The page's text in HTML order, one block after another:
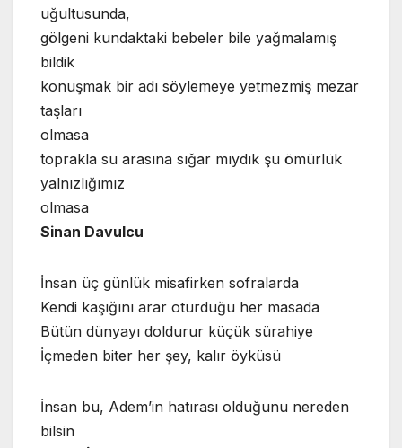
uğultusunda,
gölgeni kundaktaki bebeler bile yağmalamış
bildik
konuşmak bir adı söylemeye yetmezmiş mezar
taşları
olmasa
toprakla su arasına sığar mıydık şu ömürlük
yalnızlığımız
olmasa
Sinan Davulcu
İnsan üç günlük misafirken sofralarda
Kendi kaşığını arar oturduğu her masada
Bütün dünyayı doldurur küçük sürahiye
İçmeden biter her şey, kalır öyküsü
İnsan bu, Adem’in hatırası olduğunu nereden
bilsin